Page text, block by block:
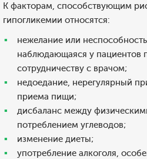
К факторам, способствующим
гипогликемии относятся:
нежелание или
наблюдающаяся у пациентов
сотрудничеству с врачом;
недоедание, нерегулярный
приема пищи;
дисбаланс между
потреблением углеводов;
изменение диеты;
употребление алкоголя,